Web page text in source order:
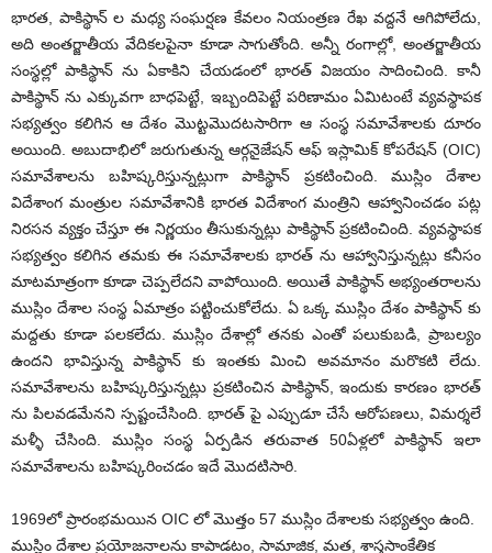
భారత, పాకిస్థాన్ ల మధ్య సంఘర్షణ కేవలం నియంత్రణ రేఖ వద్దనే ఆగిపోలేదు,
అది అంతర్జాతీయ వేదికలపైనా కూడా సాగుతోంది. అన్నీ రంగాల్లో, అంతర్జాతీయ
సంస్థల్లో పాకిస్థాన్ ను ఏకాకిని చేయడంలో భారత్ విజయం సాదించింది. కానీ
పాకిస్థాన్ ను ఎక్కువగా బాధపెట్టే, ఇబ్బందిపెట్టే పరిణామం ఏమిటంటే వ్యవస్థాపక
సభ్యత్వం కలిగిన ఆ దేశం మొట్టమొదటసారిగా ఆ సంస్థ సమావేశాలకు దూరం
అయింది. అబుదాభిలో జరుగుతున్న ఆర్గనైజేషన్ ఆఫ్ ఇస్లామిక్ కోపరేషన్ (OIC)
సమావేశాలను బహిష్కరిస్తున్నట్లుగా పాకిస్థాన్ ప్రకటించింది. ముస్లిం దేశాల
విదేశాంగ మంత్రుల సమావేశానికి భారత విదేశాంగ మంత్రిని ఆహ్వానించడం పట్ల
నిరసన వ్యక్తం చేస్తూ ఈ నిర్ణయం తీసుకున్నట్లు పాకిస్థాన్ ప్రకటించింది. వ్యవస్థాపక
సభ్యత్వం కలిగిన తమకు ఈ సమావేశాలకు భారత్ ను ఆహ్వానిస్తున్నట్లు కనీసం
మాటమాత్రంగా కూడా చెప్పలేదని వాపోయింది. అయితే పాకిస్థాన్ అభ్యంతరాలను
ముస్లిం దేశాల సంస్థ ఏమాత్రం పట్టించుకోలేదు. ఏ ఒక్క ముస్లిం దేశం పాకిస్థాన్ కు
మద్దతు కూడా పలకలేదు. ముస్లిం దేశాల్లో తనకు ఎంతో పలుకుబడి, ప్రాబల్యం
ఉందని భావిస్తున్న పాకిస్థాన్ కు ఇంతకు మించి అవమానం మరొకటి లేదు.
సమావేశాలను బహిష్కరిస్తున్నట్లు ప్రకటించిన పాకిస్థాన్, ఇందుకు కారణం భారత్
ను పిలవడమేనని స్పష్టంచేసింది. భారత్ పై ఎప్పుడూ చేసే ఆరోపణలు, విమర్శలే
మళ్ళీ చేసింది. ముస్లిం సంస్థ ఏర్పడిన తరువాత 50ఏళ్లలో పాకిస్థాన్ ఇలా
సమావేశాలను బహిష్కరించడం ఇదే మొదటిసారి.
1969లో ప్రారంభమయిన OIC లో మొత్తం 57 ముస్లిం దేశాలకు సభ్యత్వం ఉంది.
ముస్లిం దేశాల ప్రయోజనాలను కాపాడటం, సామాజిక, మత, శాస్త్రసాంకేతిక